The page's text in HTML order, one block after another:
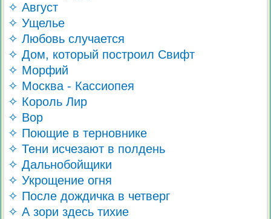
✧ Август
✧ Ущелье
✧ Любовь случается
✧ Дом, который построил Свифт
✧ Морфий
✧ Москва - Кассиопея
✧ Король Лир
✧ Вор
✧ Поющие в терновнике
✧ Тени исчезают в полдень
✧ Дальнобойщики
✧ Укрощение огня
✧ После дождичка в четверг
✧ А зори здесь тихие